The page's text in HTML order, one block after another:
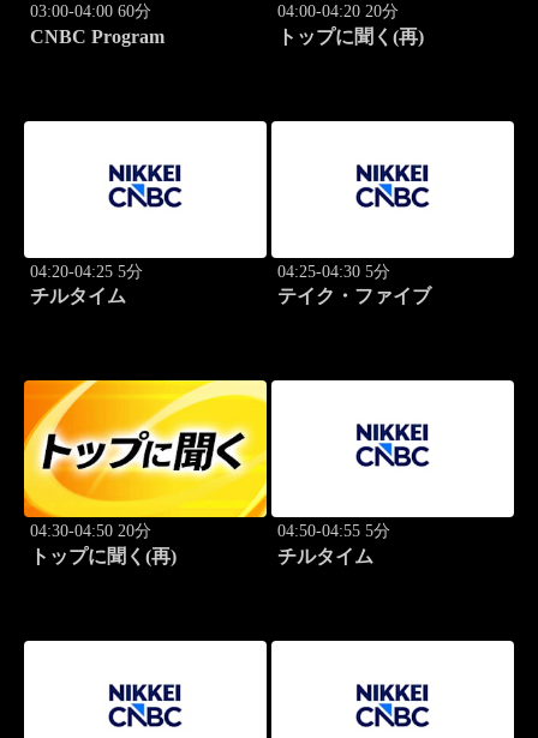
03:00-04:00 60分
CNBC Program
04:00-04:20 20分
トップに聞く(再)
04:20-04:25 5分
チルタイム
04:25-04:30 5分
テイク・ファイブ
04:30-04:50 20分
トップに聞く(再)
04:50-04:55 5分
チルタイム